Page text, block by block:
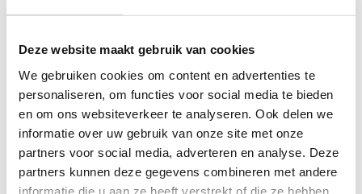
Deze website maakt gebruik van cookies
We gebruiken cookies om content en advertenties te
personaliseren, om functies voor social media te bieden
en om ons websiteverkeer te analyseren. Ook delen we
informatie over uw gebruik van onze site met onze
partners voor social media, adverteren en analyse. Deze
partners kunnen deze gegevens combineren met andere
informatie die u aan ze heeft verstrekt of die ze hebben